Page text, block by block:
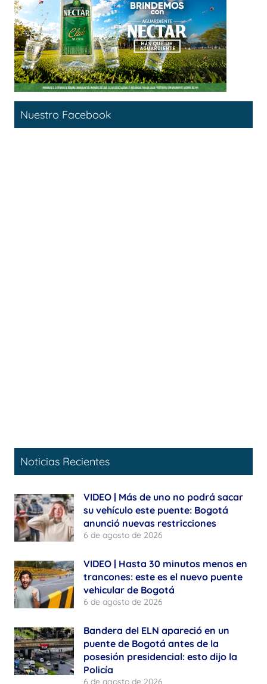
Nuestro Facebook
Noticias Recientes
VIDEO | Más de uno no podrá sacar
su vehículo este puente: Bogotá
anunció nuevas restricciones
6 de agosto de 2026
VIDEO | Hasta 30 minutos menos en
trancones: este es el nuevo puente
vehicular de Bogotá
6 de agosto de 2026
Bandera del ELN apareció en un
puente de Bogotá antes de la
posesión presidencial: esto dijo la
Policía
6 de agosto de 2026